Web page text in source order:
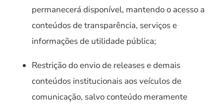
permanecerá disponível, mantendo o acesso a
conteúdos de transparência, serviços e
informações de utilidade pública;
Restrição do envio de releases e demais
conteúdos institucionais aos veículos de
comunicação, salvo conteúdo meramente